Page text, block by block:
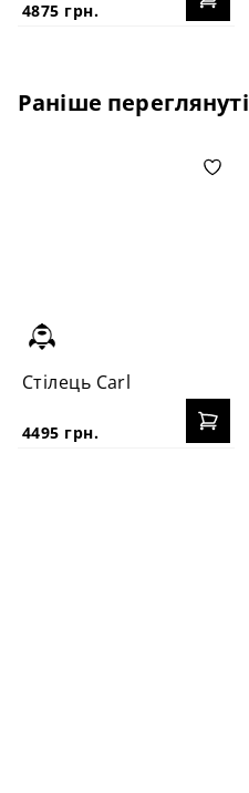
4875 грн.
Раніше переглянуті
Стілець Carl
4495 грн.